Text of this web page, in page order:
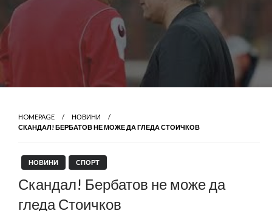
HOMEPAGE
НОВИНИ
СКАНДАЛ! БЕРБАТОВ НЕ МОЖЕ ДА ГЛЕДА СТОИЧКОВ
НОВИНИ СПОРТ
Скандал! Бербатов не може да
гледа Стоичков